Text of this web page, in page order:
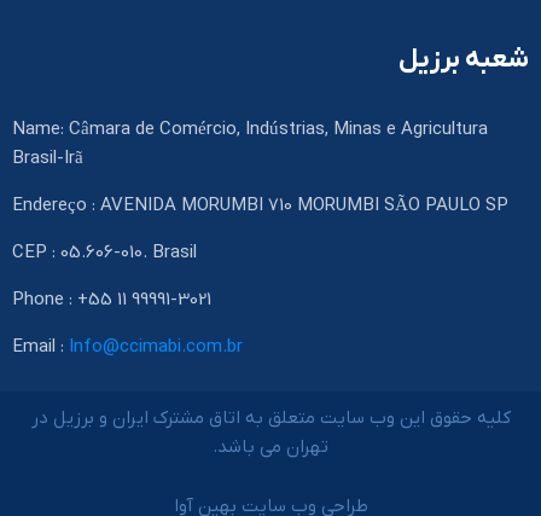
شعبه برزیل
Name: Câmara de Comércio, Indústrias, Minas e Agricultura
Brasil-Irã
Endereço : AVENIDA MORUMBI 710 MORUMBI SÃO PAULO SP
CEP : 05.606-010. Brasil
Phone : +55 11 99991-3021
Email : Info@ccimabi.com.br
کلیه حقوق این وب سایت متعلق به اتاق مشترک ایران و برزیل در
تهران می باشد.
طراحی وب سایت بهین آوا